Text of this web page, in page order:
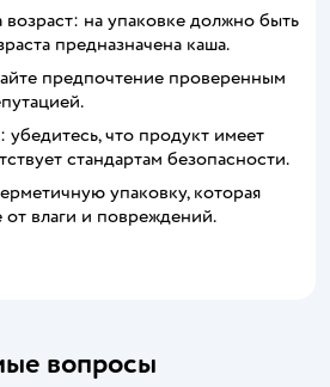
на упаковке должно быть
предназначена каша.
предпочтение проверенным
убедитесь, что продукт имеет
стандартам безопасности.
упаковку, которая
влаги и повреждений.
вопросы